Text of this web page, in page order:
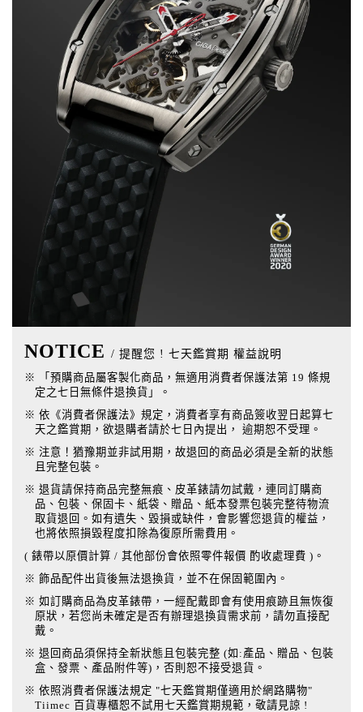
NOTICE / 提醒您 ! 七天鑑賞期 權益說明
※ 「預購商品屬客製化商品，無適用消費者保護法第 19 條規
定之七日無條件退換貨」。
※ 依《消費者保護法》規定，消費者享有商品簽收翌日起算七
天之鑑賞期，欲退購者請於七日內提出， 逾期恕不受理。
※ 注意！猶豫期並非試用期，故退回的商品必須是全新的狀態
且完整包裝。
※ 退貨請保持商品完整無痕、皮革錶請勿試戴，連同訂購商
品、包裝、保固卡、紙袋、贈品、紙本發票包裝完整待物流
取貨退回。如有遺失、毀損或缺件，會影響您退貨的權益，
也將依照損毀程度扣除為復原所需費用。
( 錶帶以原價計算 / 其他部份會依照零件報價 酌收處理費 )。
※ 飾品配件出貨後無法退換貨，並不在保固範圍內。
※ 如訂購商品為皮革錶帶，一經配戴即會有使用痕跡且無恢復
原狀，若您尚未確定是否有辦理退換貨需求前，請勿直接配
戴。
※ 退回商品須保持全新狀態且包裝完整 (如:產品、贈品、包裝
盒、發票、產品附件等)，否則恕不接受退貨。
※ 依照消費者保護法規定 "七天鑑賞期僅適用於網路購物"
Tiimec 百貨專櫃恕不試用七天鑑賞期規範，敬請見諒 !